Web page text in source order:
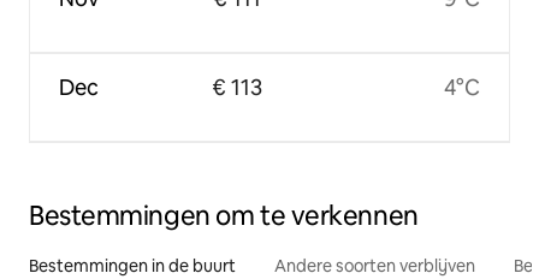
Dec € 113 4°C
Bestemmingen om te verkennen
Bestemmingen in de buurt Andere soorten verblijven